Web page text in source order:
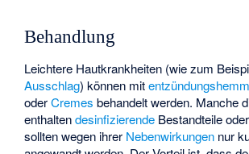
Behandlung
Leichtere Hautkrankheiten (wie zum
Ausschlag) können mit
oderCremes behandelt werden. Manche
enthaltendesinfizierende Bestandteile oder
sollten wegen ihrer Nebenwirkungen nur